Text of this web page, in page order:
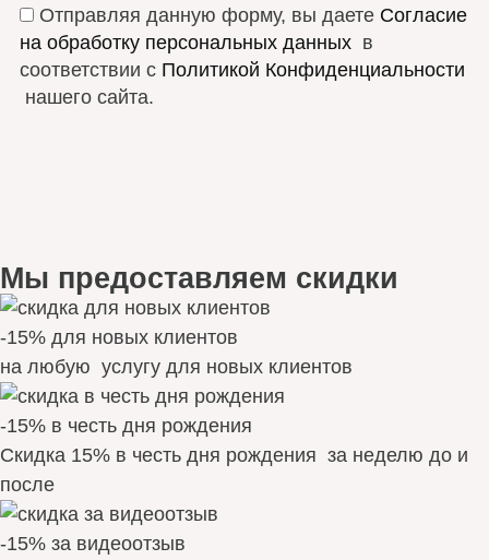
Отправляя данную форму, вы даете Согласие
на обработку персональных данных в
соответствии с Политикой Конфиденциальности
нашего сайта.
Мы предоставляем скидки
-15% для новых клиентов
на любую услугу для новых клиентов
-15% в честь дня рождения
Скидка 15% в честь дня рождения за неделю до и
после
-15% за видеоотзыв